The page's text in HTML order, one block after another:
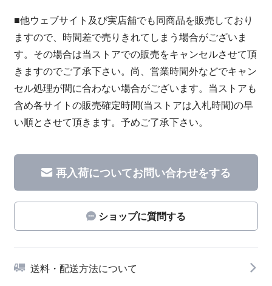
■他ウェブサイト及び実店舗でも同商品を販売しており
ますので、時間差で売りきれてしまう場合がございま
す。その場合は当ストアでの販売をキャンセルさせて頂
きますのでご了承下さい。尚、営業時間外などでキャン
セル処理が間に合わない場合がございます。当ストアも
含め各サイトの販売確定時間(当ストアは入札時間)の早
い順とさせて頂きます。予めご了承下さい。
再入荷についてお問い合わせをする
ショップに質問する
送料・配送方法について